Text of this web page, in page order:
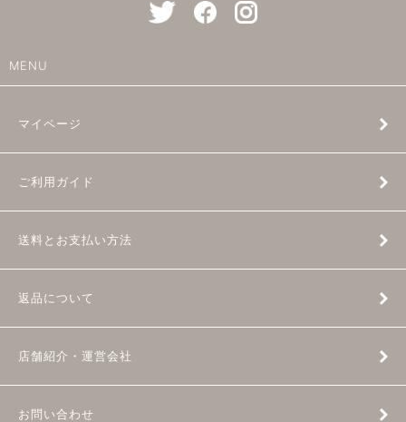
MENU
マイページ
ご利用ガイド
送料とお支払い方法
返品について
店舗紹介・運営会社
お問い合わせ